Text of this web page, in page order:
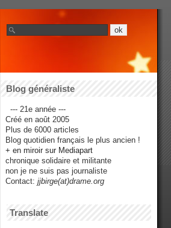
Blog généraliste
--- 21e année ---
Créé en août 2005
Plus de 6000 articles
Blog quotidien français le plus ancien !
+ en miroir sur Mediapart
chronique solidaire et militante
non je ne suis pas journaliste
Contact: jjbirge(at)drame.org
Translate